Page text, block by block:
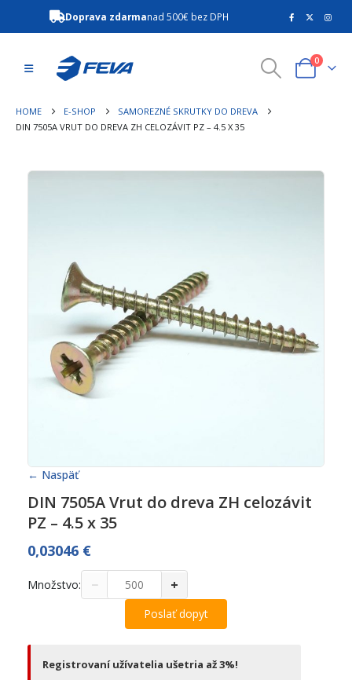
Doprava zdarmanad 500€ bez DPH
0
HOME E-SHOP
SAMOREZNÉ SKRUTKY DO DREVA
DIN 7505A VRUT DO DREVA ZH CELOZÁVIT PZ – 4.5 X 35
← Naspäť
DIN 7505A Vrut do dreva ZH celozávit
PZ – 4.5 x 35
0,03046 €
Množstvo: − +
Poslať dopyt
Registrovaní užívatelia ušetria až 3%!